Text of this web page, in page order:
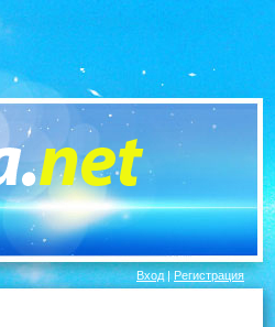
Вход| Регистрация